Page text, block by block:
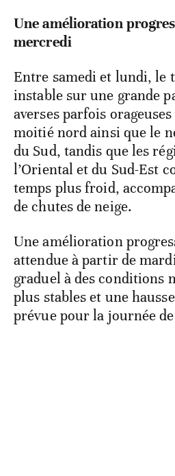
Une amélioration
mercredi
Entre samedi et lundi, le
instable sur une grande
averses parfois
moitié nord ainsi que le
du Sud, tandis que les
l’Oriental et du Sud-Est
temps plus froid,
de chutes de neige.
Une amélioration
attendue à partir de
graduel à des conditions
plus stables et une
prévue pour la journée